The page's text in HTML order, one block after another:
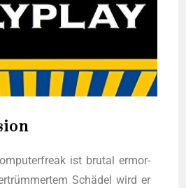
ist bru­tal ermor­
Schä­del wird er